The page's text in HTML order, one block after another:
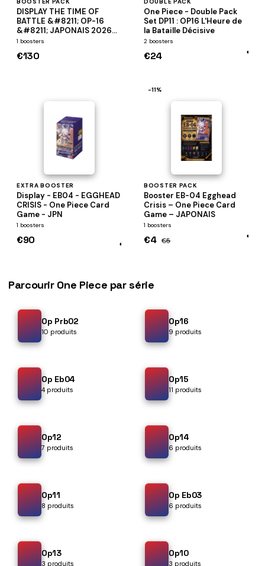
DISPLAY THE TIME OF
BATTLE &#8211; OP-16
&#8211; JAPONAIS 2026
ONE PIECE
1 boosters
€130
One Piece - Double Pack
Set DP11 : OP16 L'Heure de
la Bataille Décisive
2 boosters
€24
EXTRA BOOSTER
Display - EB04 - EGGHEAD
CRISIS - One Piece Card
Game - JPN
1 boosters
€90
−11%
BOOSTER PACK
Booster EB-04 Egghead
Crisis – One Piece Card
Game – JAPONAIS
1 boosters
€4 €5
Parcourir One Piece par série
Op Prb02
10 produits
Op16
9 produits
Op Eb04
4 produits
Op15
11 produits
Op12
7 produits
Op14
6 produits
Op11
8 produits
Op Eb03
6 produits
Op13
3 produits
Op10
3 produits